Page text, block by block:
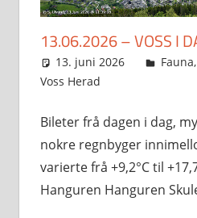
13.06.2026 – VOSS I
13. juni 2026 Svein
Fauna,
Voss Herad
Bileter frå dagen i dag,
nokre regnbyger
varierte frå +9,2°C til
Hanguren Hanguren